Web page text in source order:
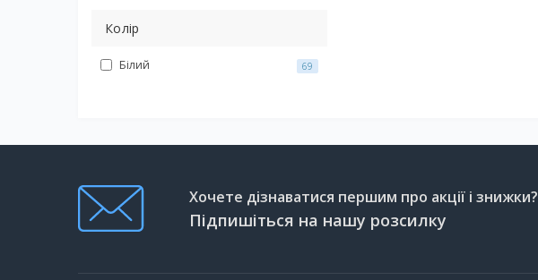
Колір
Білий 69
Хочете дізнаватися першим про акції і знижки?
Підпишіться на нашу розсилку